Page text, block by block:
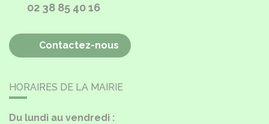
02 38 85 40 16
Contactez-nous
HORAIRES DE LA MAIRIE
Du lundi au vendredi :